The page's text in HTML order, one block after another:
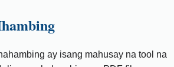
ay isang mahusay na tool na